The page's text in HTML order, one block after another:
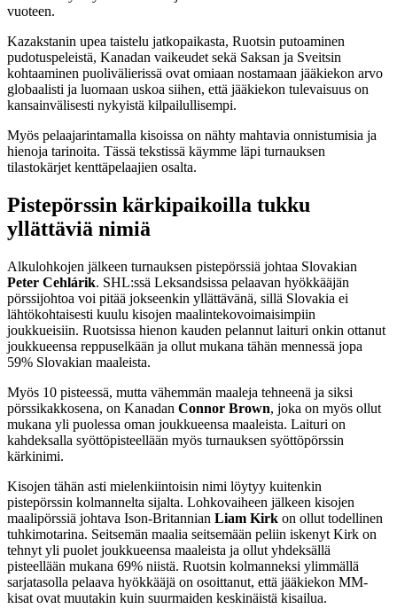
vuoteen.
Kazakstanin upea taistelu jatkopaikasta, Ruotsin putoaminen
pudotuspeleistä, Kanadan vaikeudet sekä Saksan ja Sveitsin
kohtaaminen puolivälierissä ovat omiaan nostamaan jääkiekon arvo
globaalisti ja luomaan uskoa siihen, että jääkiekon tulevaisuus on
kansainvälisesti nykyistä kilpailullisempi.
Myös pelaajarintamalla kisoissa on nähty mahtavia onnistumisia ja
hienoja tarinoita. Tässä tekstissä käymme läpi turnauksen
tilastokärjet kenttäpelaajien osalta.
Pistepörssin kärkipaikoilla tukku
yllättäviä nimiä
Alkulohkojen jälkeen turnauksen pistepörssiä johtaa Slovakian
Peter Cehlárik. SHL:ssä Leksandsissa pelaavan hyökkääjän
pörssijohtoa voi pitää jokseenkin yllättävänä, sillä Slovakia ei
lähtökohtaisesti kuulu kisojen maalintekovoimaisimpiin
joukkueisiin. Ruotsissa hienon kauden pelannut laituri onkin ottanut
joukkueensa reppuselkään ja ollut mukana tähän mennessä jopa
59% Slovakian maaleista.
Myös 10 pisteessä, mutta vähemmän maaleja tehneenä ja siksi
pörssikakkosena, on Kanadan Connor Brown, joka on myös ollut
mukana yli puolessa oman joukkueensa maaleista. Laituri on
kahdeksalla syöttöpisteellään myös turnauksen syöttöpörssin
kärkinimi.
Kisojen tähän asti mielenkiintoisin nimi löytyy kuitenkin
pistepörssin kolmannelta sijalta. Lohkovaiheen jälkeen kisojen
maalipörssiä johtava Ison-Britannian Liam Kirk on ollut todellinen
tuhkimotarina. Seitsemän maalia seitsemään peliin iskenyt Kirk on
tehnyt yli puolet joukkueensa maaleista ja ollut yhdeksällä
pisteellään mukana 69% niistä. Ruotsin kolmanneksi ylimmällä
sarjatasolla pelaava hyökkääjä on osoittanut, että jääkiekon MM-
kisat ovat muutakin kuin suurmaiden keskinäistä kisailua.